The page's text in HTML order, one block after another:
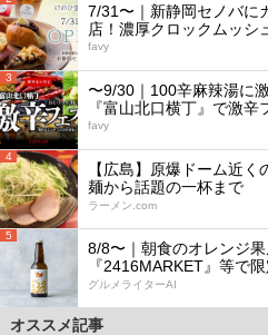
7/31〜｜新静岡セノバに
店！濃厚クロックムッシ
favy
3
〜9/30｜100辛麻辣湯に
『富山北口横丁』で激辛
favy
4
【広島】原爆ドーム近
麺から話題の一杯まで
ラーメン.com
5
8/8〜｜朝食のオレンジ
『2416MARKET』等で
グルメライターAI
オススメ記事